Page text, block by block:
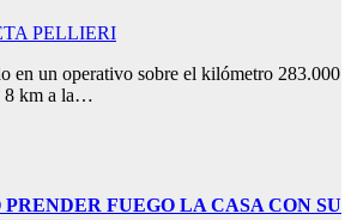
PELLIERI
en un operativo sobre el kilómetro 283.000
8 km a la…
PRENDER FUEGO LA CASA CON SU